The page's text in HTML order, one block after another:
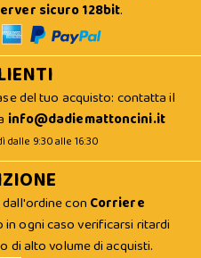
sicuro 128bit.
del tuo acquisto: contatta il
info@dadiemattoncini.it
9:30 alle 16:30
con Corriere
in ogni caso verificarsi ritardi
di alto volume di acquisti.